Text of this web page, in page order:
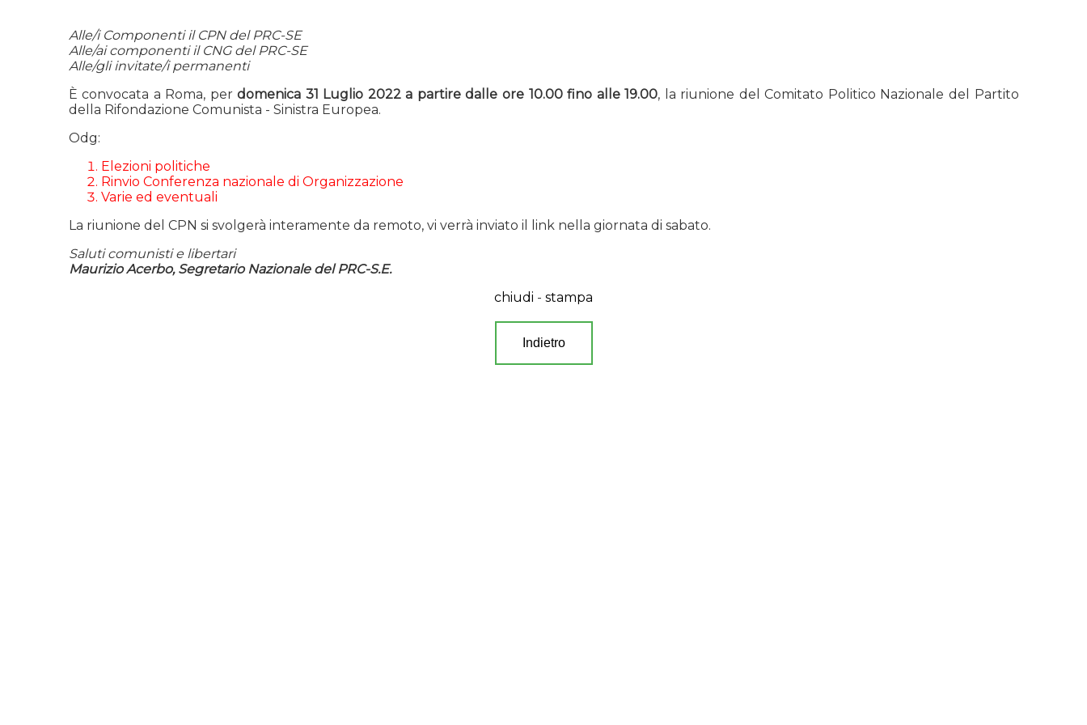
Alle/i Componenti il CPN del PRC-SE
Alle/ai componenti il CNG del PRC-SE
Alle/gli invitate/i permanenti
È convocata a Roma, perdomenica 31 Luglio 2022 a partire dalle ore 10.00 fino alle 19.00, la riunione del Comitato Politico Nazionale del Partito
della Rifondazione Comunista - Sinistra Europea.
Odg:
Elezioni politiche
Rinvio Conferenza nazionale di Organizzazione
Varie ed eventuali
La riunione del CPN si svolgerà interamente da remoto, vi verrà inviato il link nella giornata di sabato.
Saluti comunisti e libertari
Maurizio Acerbo, Segretario Nazionale del PRC-S.E.
chiudi - stampa
Indietro